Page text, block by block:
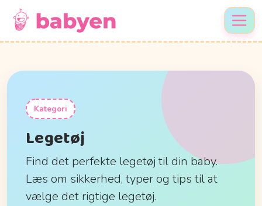
Kategori
Legetøj
Find det perfekte legetøj til din baby.
Læs om sikkerhed, typer og tips til at
vælge det rigtige legetøj.